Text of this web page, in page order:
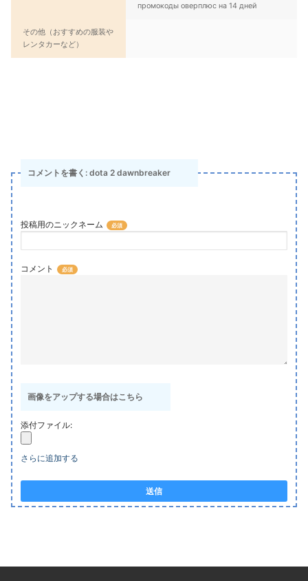
промокоды оверплюс на 14 дней
その他（おすすめの服装や
レンタカーなど）
コメントを書く: dota 2 dawnbreaker
投稿用のニックネーム
コメント
画像をアップする場合はこちら
添付ファイル:
さらに追加する
送信